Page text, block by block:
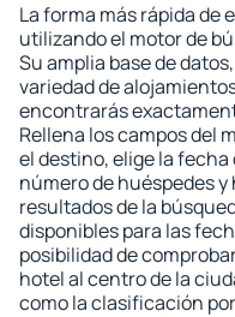
La forma más rápida de
utilizando el motor de
Su amplia base de
variedad de
encontrarás
Rellena los campos del
el destino, elige la fecha
número de huéspedes
resultados de la
disponibles para las
posibilidad de
hotel al centro de la
como la clasificación